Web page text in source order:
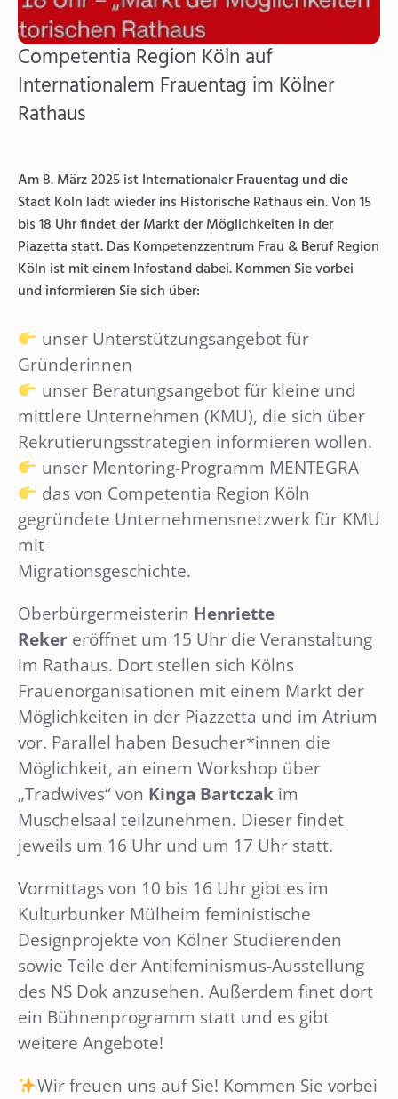
Competentia Region Köln auf
Internationalem Frauentag im Kölner
Rathaus
Am 8. März 2025 ist Internationaler Frauentag und die
Stadt Köln lädt wieder ins Historische Rathaus ein. Von 15
bis 18 Uhr findet der Markt der Möglichkeiten in der
Piazetta statt. Das Kompetenzzentrum Frau & Beruf Region
Köln ist mit einem Infostand dabei. Kommen Sie vorbei
und informieren Sie sich über:
unser Unterstützungsangebot für
Gründerinnen
unser Beratungsangebot für kleine und
mittlere Unternehmen (KMU), die sich über
Rekrutierungsstrategien informieren wollen.
unser Mentoring-Programm MENTEGRA
das von Competentia Region Köln
gegründete Unternehmensnetzwerk für KMU
mit
Migrationsgeschichte.
Oberbürgermeisterin Henriette
Reker eröffnet um 15 Uhr die Veranstaltung
im Rathaus. Dort stellen sich Kölns
Frauenorganisationen mit einem Markt der
Möglichkeiten in der Piazzetta und im Atrium
vor. Parallel haben Besucher*innen die
Möglichkeit, an einem Workshop über
„Tradwives“ von Kinga Bartczak im
Muschelsaal teilzunehmen. Dieser findet
jeweils um 16 Uhr und um 17 Uhr statt.
Vormittags von 10 bis 16 Uhr gibt es im
Kulturbunker Mülheim feministische
Designprojekte von Kölner Studierenden
sowie Teile der Antifeminismus-Ausstellung
des NS Dok anzusehen. Außerdem finet dort
ein Bühnenprogramm statt und es gibt
weitere Angebote!
Wir freuen uns auf Sie! Kommen Sie vorbei